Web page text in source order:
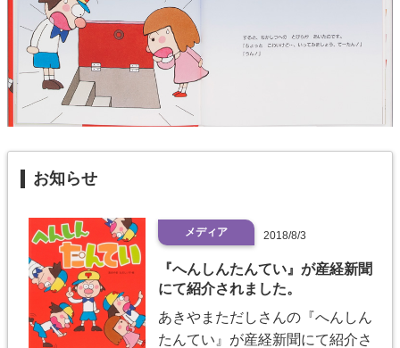
お知らせ
メディア 2018/8/3
『へんしんたんてい』が産経新聞
にて紹介されました。
あきやまただしさんの『へんしん
たんてい』が産経新聞にて紹介さ